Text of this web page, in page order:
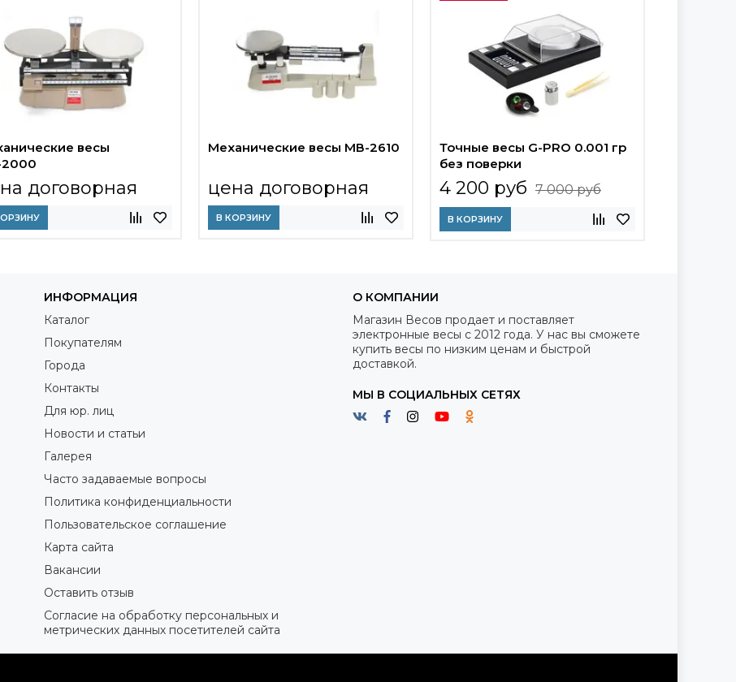
весы
договорная
Механические весы МВ-2610
цена договорная
В КОРЗИНУ
Точные весы G-PRO 0.001 гр
без поверки
4 200 руб 7 000 руб
В КОРЗИНУ
ИНФОРМАЦИЯ
Каталог
Покупателям
Города
Контакты
Для юр. лиц
Новости и статьи
Галерея
Часто задаваемые вопросы
Политика конфиденциальности
Пользовательское соглашение
Карта сайта
Вакансии
Оставить отзыв
Согласие на обработку персональных и
метрических данных посетителей сайта
О КОМПАНИИ
Магазин Весов продает и поставляет
электронные весы с 2012 года. У нас вы сможете
купить весы по низким ценам и быстрой
доставкой.
МЫ В СОЦИАЛЬНЫХ СЕТЯХ